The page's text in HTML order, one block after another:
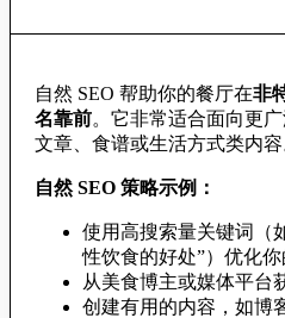
自然 SEO 帮助你的餐厅在非
名靠前。它非常适合面向更
文章、食谱或生活方式类内容
自然 SEO 策略示例：
使用高搜索量关键词（
性饮食的好处”）优化
从美食博主或媒体平台
创建有用的内容，如博